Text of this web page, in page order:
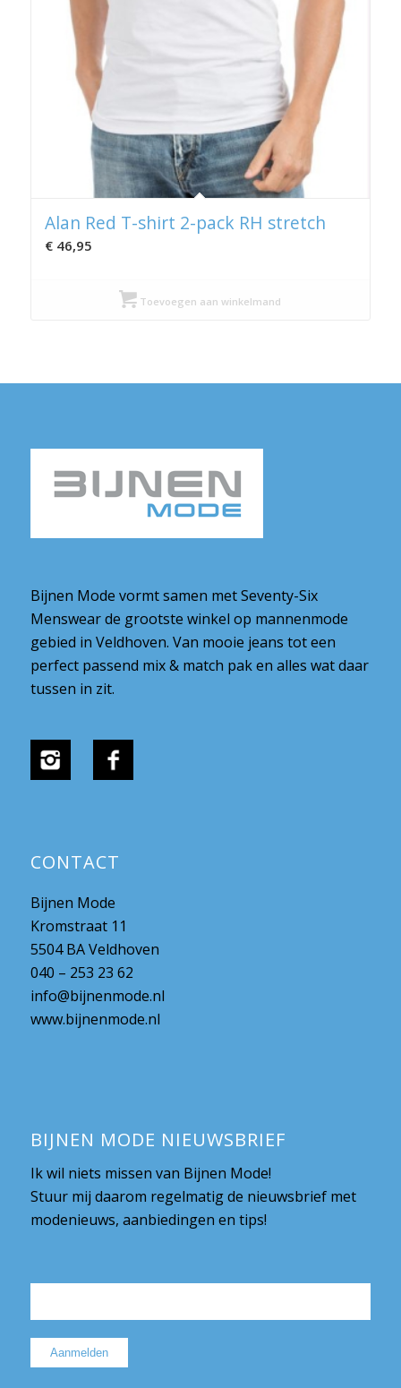
Alan Red T-shirt 2-pack RH stretch
€46,95
Toevoegen aan winkelmand
Bijnen Mode vormt samen met Seventy-Six
Menswear de grootste winkel op mannenmode
gebied in Veldhoven. Van mooie jeans tot een
perfect passend mix & match pak en alles wat daar
tussen in zit.
CONTACT
Bijnen Mode
Kromstraat 11
5504 BA Veldhoven
040 – 253 23 62
info@bijnenmode.nl
www.bijnenmode.nl
BIJNEN MODE NIEUWSBRIEF
Ik wil niets missen van Bijnen Mode!
Stuur mij daarom regelmatig de nieuwsbrief met
modenieuws, aanbiedingen en tips!